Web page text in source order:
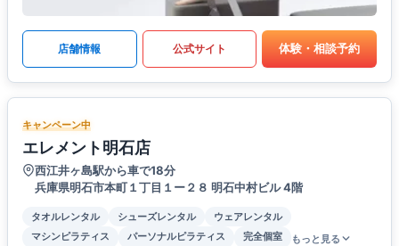
店舗情報 公式サイト 体験・相談予約
キャンペーン中
エレメント明石店
西江井ヶ島駅から車で18分
兵庫県明石市本町１丁目１ー２８ 明石中村ビル 4階
タオルレンタル シューズレンタル
ウェアレンタル
マシンピラティス
パーソナルピラティス 完全個室 もっと見る